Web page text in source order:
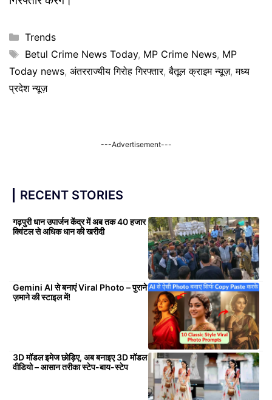
Categories
Trends
Tags
Betul Crime News Today, MP Crime News, MP
Today news, अंतरराज्यीय गिरोह गिरफ्तार,बैतूल क्राइम न्यूज़,मध्य
प्रदेश न्यूज़
---Advertisement---
RECENT STORIES
गढ़पुरी धान उपार्जन केंद्र में अब तक 40 हजार
क्विंटल से अधिक धान की खरीदी
Gemini AI से बनाएं Viral Photo – पुराने
ज़माने की स्टाइल में!
3D मॉडल इमेज छोड़िए, अब बनाइए 3D मॉडल
वीडियो – आसान तरीका स्टेप-बाय-स्टेप